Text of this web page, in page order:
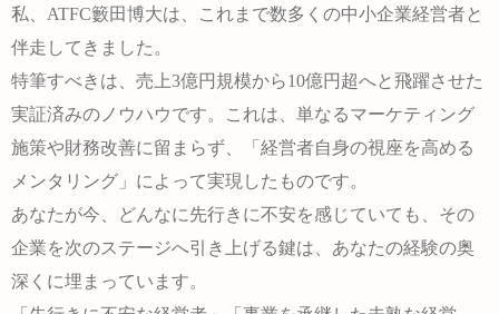
私、ATFC籔田博大は、これまで数多くの中小企業経営者と
伴走してきました。
特筆すべきは、売上3億円規模から10億円超へと飛躍させた
実証済みのノウハウです。これは、単なるマーケティング
施策や財務改善に留まらず、「経営者自身の視座を高める
メンタリング」によって実現したものです。
あなたが今、どんなに先行きに不安を感じていても、その
企業を次のステージへ引き上げる鍵は、あなたの経験の奥
深くに埋まっています。